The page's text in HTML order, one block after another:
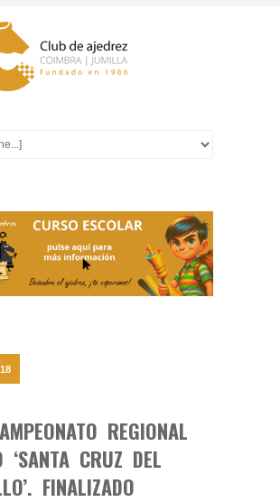
REGIONAL
‘SANTA CRUZ DEL
FINALIZADO